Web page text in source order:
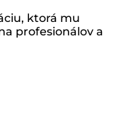
ktorá mu
profesionálov a